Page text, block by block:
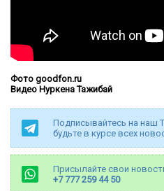
Фото goodfon.ru
Видео Нуркена Тажибай
Подписывайтесь на наш
будьте в курсе всех
Присылайте свои
+7 777 259 44 50